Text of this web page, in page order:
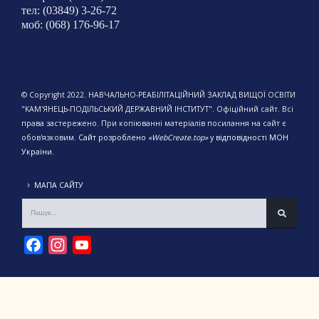
тел: (03849) 3-26-72
моб: (068) 176-96-17
© Copyright 2022. НАВЧАЛЬНО-РЕАБІЛІТАЦІЙНИЙ ЗАКЛАД ВИЩОЇ ОСВІТИ
"КАМ'ЯНЕЦЬ-ПОДІЛЬСЬКИЙ ДЕРЖАВНИЙ ІНСТИТУТ". Офіційний сайт. Всі
права застережено. При копіюванні матеріалів посилання на сайт є
обов'язковим. Сайт розроблено «WebCreate.top»у відповідності МОН
України.
МАПА САЙТУ
FacebookInstagram